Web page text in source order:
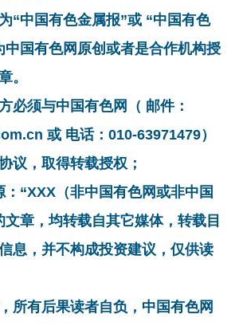
“中国有色金属报”或 “中国有色
中国有色网原创或者是合作机构授
。
必须与中国有色网（ 邮件：
或 电话：010-63971479）
议，取得转载授权；
：“XXX（非中国有色网或非中国
章，均转载自其它媒体，转载目
息，并不构成投资建议，仅供读
所有后果读者自负，中国有色网